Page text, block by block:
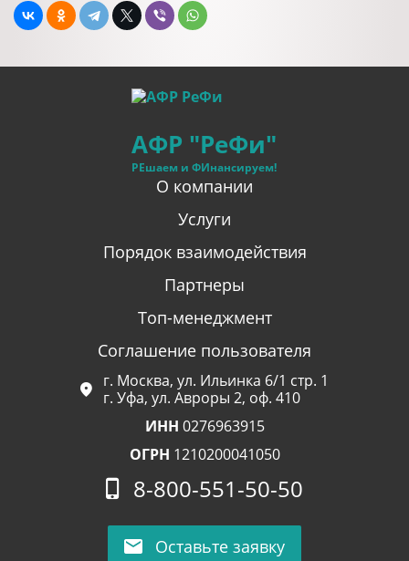
АФР "РеФи"
РЕшаем и ФИнансируем!
О компании
Услуги
Порядок взаимодействия
Партнеры
Топ-менеджмент
Соглашение пользователя
г. Москва, ул. Ильинка 6/1 стр. 1
г. Уфа, ул. Авроры 2, оф. 410
ИНН 0276963915
ОГРН 1210200041050
8-800-551-50-50
Оставьте заявку